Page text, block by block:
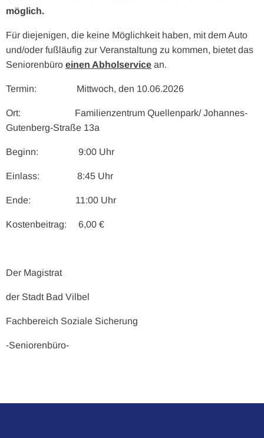
möglich.
Für diejenigen, die keine Möglichkeit haben, mit dem Auto
und/oder fußläufig zur Veranstaltung zu kommen, bietet das
Seniorenbüro einen Abholservice an.
Termin: Mittwoch, den 10.06.2026
Ort: Familienzentrum Quellenpark/ Johannes-
Gutenberg-Straße 13a
Beginn: 9:00 Uhr
Einlass: 8:45 Uhr
Ende: 11:00 Uhr
Kostenbeitrag: 6,00 €
Der Magistrat
der Stadt Bad Vilbel
Fachbereich Soziale Sicherung
-Seniorenbüro-